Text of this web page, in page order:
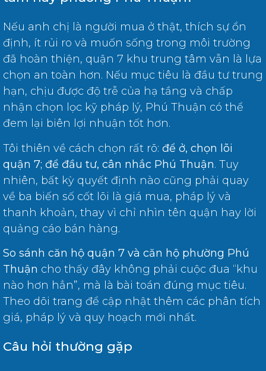
Nếu anh chị là người mua ở thật, thích sự ổn
định, ít rủi ro và muốn sống trong môi trường
đã hoàn thiện, quận 7 khu trung tâm vẫn là lựa
chọn an toàn hơn. Nếu mục tiêu là đầu tư trung
hạn, chịu được độ trễ của hạ tầng và chấp
nhận chọn lọc kỹ pháp lý, Phú Thuận có thể
đem lại biên lợi nhuận tốt hơn.
Tôi thiên về cách chọn rất rõ: để ở, chọn lõi
quận 7; để đầu tư, cân nhắc Phú Thuận. Tuy
nhiên, bất kỳ quyết định nào cũng phải quay
về ba biến số cốt lõi là giá mua, pháp lý và
thanh khoản, thay vì chỉ nhìn tên quận hay lời
quảng cáo bán hàng.
So sánh căn hộ quận 7 và căn hộ phường Phú
Thuận cho thấy đây không phải cuộc đua “khu
nào hơn hẳn”, mà là bài toán đúng mục tiêu.
Theo dõi trang để cập nhật thêm các phân tích
giá, pháp lý và quy hoạch mới nhất.
Câu hỏi thường gặp